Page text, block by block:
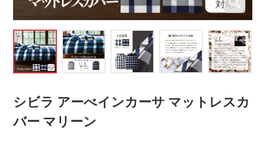
シビラ アーべインカーサ マットレスカ
バー マリーン